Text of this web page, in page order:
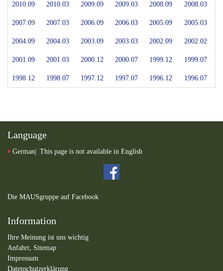
2010.09 2010.03 2009.09 2009.03 2008.09 2008.03
2007.09 2007.03 2006.09 2006.03 2005.09 2005.03
2004.09 2004.03 2003.09 2003.03 2002.09 2002.02
2001.09 2001.03 2000.12 2000.07 1999.12 1999.07
1998 12 1998.07 1997.12 1997.07 1996.12 1996.07
Language
German This page is not available in English
Die MAUSgruppe auf Facebook
Information
Ihre Meinung ist uns wichtig
Anfahrt, Sitemap
Impressum
Datenschutzerklärung